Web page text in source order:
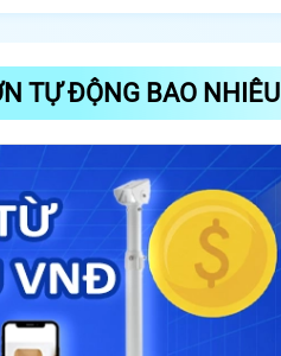
TỰ ĐỘNG BAO NHIÊU